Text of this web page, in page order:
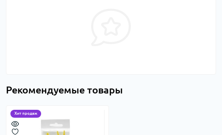
Рекомендуемые товары
Хит продаж